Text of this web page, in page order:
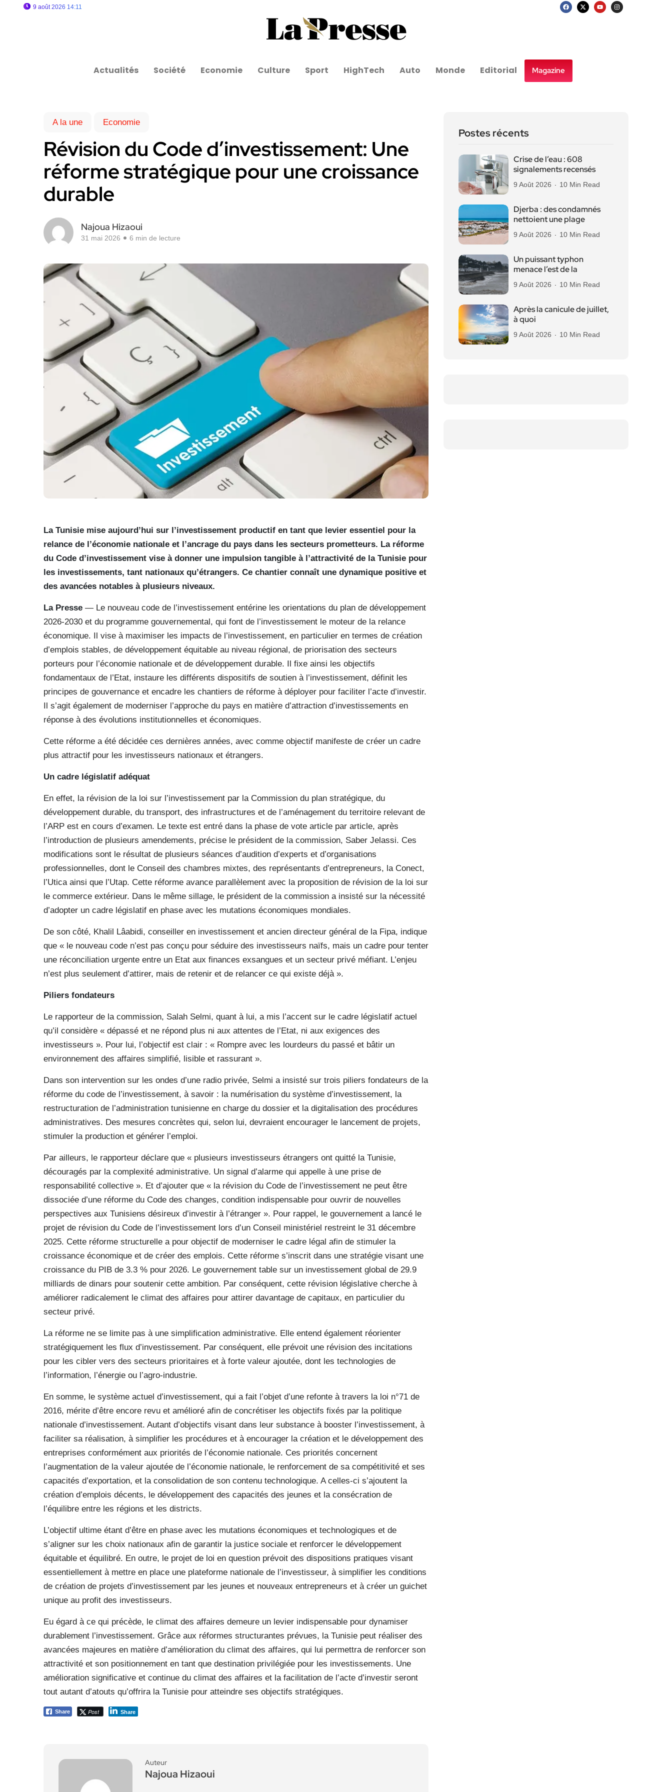
9 août 2026 14:11
Actualités Société Economie Culture Sport HighTech Auto Monde Editorial Magazine
A la une Economie
Révision du Code d’investissement: Une
réforme stratégique pour une croissance
durable
Najoua Hizaoui
31 mai 2026 6 min de lecture
La Tunisie mise aujourd’hui sur l’investissement productif en tant que levier essentiel pour la
relance de l’économie nationale et l’ancrage du pays dans les secteurs prometteurs. La réforme
du Code d’investissement vise à donner une impulsion tangible à l’attractivité de la Tunisie pour
les investissements, tant nationaux qu’étrangers. Ce chantier connaît une dynamique positive et
des avancées notables à plusieurs niveaux.
La Presse — Le nouveau code de l’investissement entérine les orientations du plan de développement
2026-2030 et du programme gouvernemental, qui font de l’investissement le moteur de la relance
économique. Il vise à maximiser les impacts de l’investissement, en particulier en termes de création
d’emplois stables, de développement équitable au niveau régional, de priorisation des secteurs
porteurs pour l’économie nationale et de développement durable. Il fixe ainsi les objectifs
fondamentaux de l’Etat, instaure les différents dispositifs de soutien à l’investissement, définit les
principes de gouvernance et encadre les chantiers de réforme à déployer pour faciliter l’acte d’investir.
Il s’agit également de moderniser l’approche du pays en matière d’attraction d’investissements en
réponse à des évolutions institutionnelles et économiques.
Cette réforme a été décidée ces dernières années, avec comme objectif manifeste de créer un cadre
plus attractif pour les investisseurs nationaux et étrangers.
Un cadre législatif adéquat
En effet, la révision de la loi sur l’investissement par la Commission du plan stratégique, du
développement durable, du transport, des infrastructures et de l’aménagement du territoire relevant de
l’ARP est en cours d’examen. Le texte est entré dans la phase de vote article par article, après
l’introduction de plusieurs amendements, précise le président de la commission, Saber Jelassi. Ces
modifications sont le résultat de plusieurs séances d’audition d’experts et d’organisations
professionnelles, dont le Conseil des chambres mixtes, des représentants d’entrepreneurs, la Conect,
l’Utica ainsi que l’Utap. Cette réforme avance parallèlement avec la proposition de révision de la loi sur
le commerce extérieur. Dans le même sillage, le président de la commission a insisté sur la nécessité
d’adopter un cadre législatif en phase avec les mutations économiques mondiales.
De son côté, Khalil Lâabidi, conseiller en investissement et ancien directeur général de la Fipa, indique
que « le nouveau code n’est pas conçu pour séduire des investisseurs naïfs, mais un cadre pour tenter
une réconciliation urgente entre un Etat aux finances exsangues et un secteur privé méfiant. L’enjeu
n’est plus seulement d’attirer, mais de retenir et de relancer ce qui existe déjà ».
Piliers fondateurs
Le rapporteur de la commission, Salah Selmi, quant à lui, a mis l’accent sur le cadre législatif actuel
qu’il considère « dépassé et ne répond plus ni aux attentes de l’Etat, ni aux exigences des
investisseurs ». Pour lui, l’objectif est clair : « Rompre avec les lourdeurs du passé et bâtir un
environnement des affaires simplifié, lisible et rassurant ».
Dans son intervention sur les ondes d’une radio privée, Selmi a insisté sur trois piliers fondateurs de la
réforme du code de l’investissement, à savoir : la numérisation du système d’investissement, la
restructuration de l’administration tunisienne en charge du dossier et la digitalisation des procédures
administratives. Des mesures concrètes qui, selon lui, devraient encourager le lancement de projets,
stimuler la production et générer l’emploi.
Par ailleurs, le rapporteur déclare que « plusieurs investisseurs étrangers ont quitté la Tunisie,
découragés par la complexité administrative. Un signal d’alarme qui appelle à une prise de
responsabilité collective ». Et d’ajouter que « la révision du Code de l’investissement ne peut être
dissociée d’une réforme du Code des changes, condition indispensable pour ouvrir de nouvelles
perspectives aux Tunisiens désireux d’investir à l’étranger ». Pour rappel, le gouvernement a lancé le
projet de révision du Code de l’investissement lors d’un Conseil ministériel restreint le 31 décembre
2025. Cette réforme structurelle a pour objectif de moderniser le cadre légal afin de stimuler la
croissance économique et de créer des emplois. Cette réforme s’inscrit dans une stratégie visant une
croissance du PIB de 3.3 % pour 2026. Le gouvernement table sur un investissement global de 29.9
milliards de dinars pour soutenir cette ambition. Par conséquent, cette révision législative cherche à
améliorer radicalement le climat des affaires pour attirer davantage de capitaux, en particulier du
secteur privé.
La réforme ne se limite pas à une simplification administrative. Elle entend également réorienter
stratégiquement les flux d’investissement. Par conséquent, elle prévoit une révision des incitations
pour les cibler vers des secteurs prioritaires et à forte valeur ajoutée, dont les technologies de
l’information, l’énergie ou l’agro-industrie.
En somme, le système actuel d’investissement, qui a fait l’objet d’une refonte à travers la loi n°71 de
2016, mérite d’être encore revu et amélioré afin de concrétiser les objectifs fixés par la politique
nationale d’investissement. Autant d’objectifs visant dans leur substance à booster l’investissement, à
faciliter sa réalisation, à simplifier les procédures et à encourager la création et le développement des
entreprises conformément aux priorités de l’économie nationale. Ces priorités concernent
l’augmentation de la valeur ajoutée de l’économie nationale, le renforcement de sa compétitivité et ses
capacités d’exportation, et la consolidation de son contenu technologique. A celles-ci s’ajoutent la
création d’emplois décents, le développement des capacités des jeunes et la consécration de
l’équilibre entre les régions et les districts.
L’objectif ultime étant d’être en phase avec les mutations économiques et technologiques et de
s’aligner sur les choix nationaux afin de garantir la justice sociale et renforcer le développement
équitable et équilibré. En outre, le projet de loi en question prévoit des dispositions pratiques visant
essentiellement à mettre en place une plateforme nationale de l’investisseur, à simplifier les conditions
de création de projets d’investissement par les jeunes et nouveaux entrepreneurs et à créer un guichet
unique au profit des investisseurs.
Eu égard à ce qui précède, le climat des affaires demeure un levier indispensable pour dynamiser
durablement l’investissement. Grâce aux réformes structurantes prévues, la Tunisie peut réaliser des
avancées majeures en matière d’amélioration du climat des affaires, qui lui permettra de renforcer son
attractivité et son positionnement en tant que destination privilégiée pour les investissements. Une
amélioration significative et continue du climat des affaires et la facilitation de l’acte d’investir seront
tout autant d’atouts qu’offrira la Tunisie pour atteindre ses objectifs stratégiques.
Share Post Share
Auteur
Najoua Hizaoui
Postes récents
Crise de l’eau : 608
signalements recensés
9 Août 2026 10 Min Read
Djerba : des condamnés
nettoient une plage
9 Août 2026 10 Min Read
Un puissant typhon
menace l’est de la
9 Août 2026 10 Min Read
Après la canicule de juillet,
à quoi
9 Août 2026 10 Min Read